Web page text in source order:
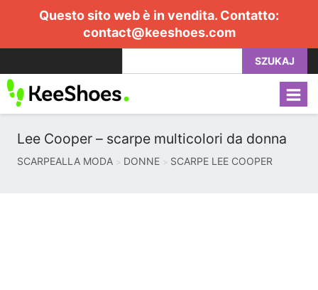
Questo sito web è in vendita. Contatto:
contact@keeshoes.com
SZUKAJ
Lee Cooper – scarpe multicolori da donna
SCARPEALLA MODA DONNE SCARPE LEE COOPER